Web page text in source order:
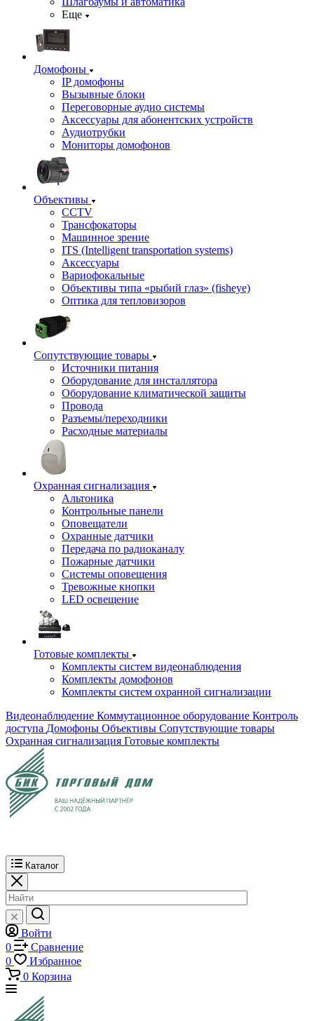
Еще
Домофоны
IP домофоны
Вызывные блоки
Переговорные аудио системы
Аксессуары для абонентских устройств
Аудиотрубки
Мониторы домофонов
Объективы
CCTV
Трансфокаторы
Машинное зрение
ITS (Intelligent transportation systems)
Аксессуары
Вариофокальные
Объективы типа «рыбий глаз» (fisheye)
Оптика для тепловизоров
Сопутствующие товары
Источники питания
Оборудование для инсталлятора
Оборудование климатической защиты
Провода
Разъемы/переходники
Расходные материалы
Охранная сигнализация
Альтоника
Контрольные панели
Оповещатели
Охранные датчики
Передача по радиоканалу
Пожарные датчики
Системы оповещения
Тревожные кнопки
LED освещение
Готовые комплекты
Комплекты систем видеонаблюдения
Комплекты домофонов
Комплекты систем охранной сигнализации
Видеонаблюдение Коммутационное оборудование Контроль
доступа Домофоны Объективы Сопутствующие товары
Охранная сигнализация Готовые комплекты
Каталог
Войти
0
Сравнение
0
Избранное
0 Корзина